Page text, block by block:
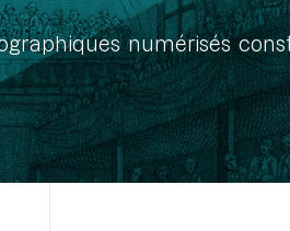
numérisés